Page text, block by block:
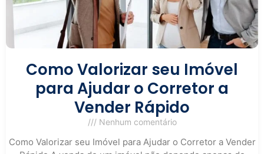
Como Valorizar seu Imóvel
para Ajudar o Corretor a
Vender Rápido
Nenhum comentário
Como Valorizar seu Imóvel para Ajudar o Corretor a Vender